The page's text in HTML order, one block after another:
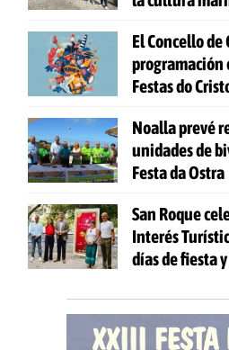
El Concello
programación
Festas do
Noalla prevé
unidades de
Festa da Ostra
San Roque
Interés
días de fiesta